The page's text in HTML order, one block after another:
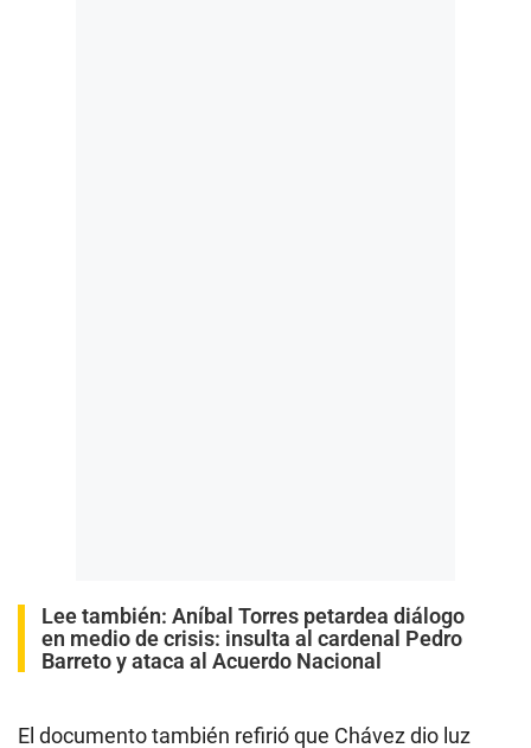
Lee también: Aníbal Torres petardea diálogo
en medio de crisis: insulta al cardenal Pedro
Barreto y ataca al Acuerdo Nacional
El documento también refirió que Chávez dio luz